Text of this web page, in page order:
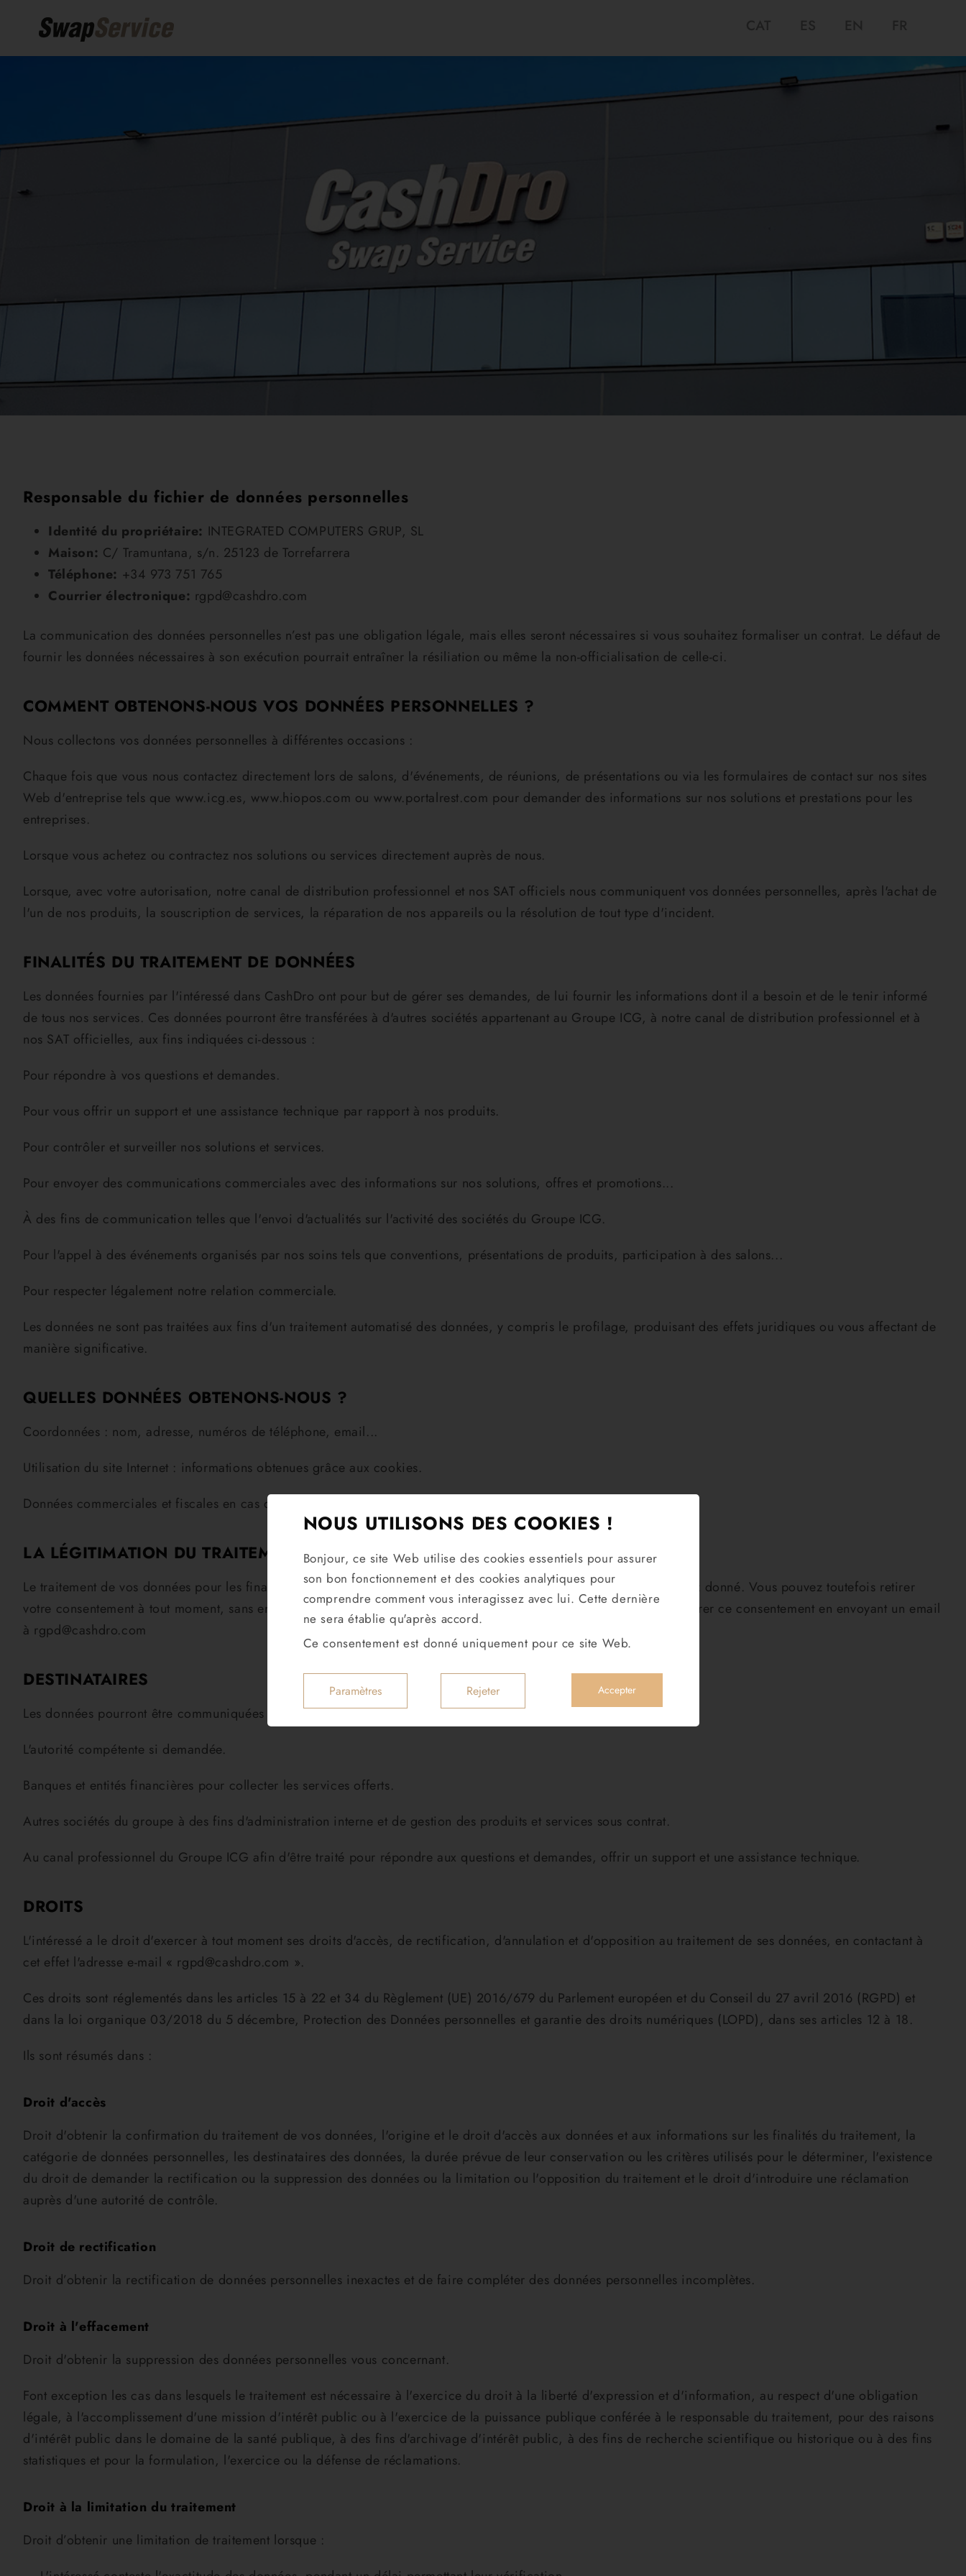
Responsable du fichier de données personnelles
Identité du propriétaire: INTEGRATED COMPUTERS GRUP, SL
Maison: C/ Tramuntana, s/n. 25123 de Torrefarrera
Téléphone: +34 973 751 765
Courrier électronique: rgpd@cashdro.com
La communication des données personnelles n’est pas une obligation légale, mais elles seront nécessaires si vous souhaitez formaliser un contrat. Le défaut de
fournir les données nécessaires à son exécution pourrait entraîner la résiliation ou même la non-officialisation de celle-ci.
COMMENT OBTENONS-NOUS VOS DONNÉES PERSONNELLES ?
Nous collectons vos données personnelles à différentes occasions :
Chaque fois que vous nous contactez directement lors de salons, d'événements, de réunions, de présentations ou via les formulaires de contact sur nos sites
Web d'entreprise tels que www.icg.es, www.hiopos.com ou www.portalrest.com pour demander des informations sur nos solutions et prestations pour les
entreprises.
Lorsque vous achetez ou contractez nos solutions ou services directement auprès de nous.
Lorsque, avec votre autorisation, notre canal de distribution professionnel et nos SAT officiels nous communiquent vos données personnelles, après l'achat de
l'un de nos produits, la souscription de services, la réparation de nos appareils ou la résolution de tout type d'incident.
FINALITÉS DU TRAITEMENT DE DONNÉES
Les données fournies par l'intéressé dans CashDro ont pour but de gérer ses demandes, de lui fournir les informations dont il a besoin et de le tenir informé
de tous nos services. Ces données pourront être transférées à d'autres sociétés appartenant au Groupe ICG, à notre canal de distribution professionnel et à
nos SAT officielles, aux fins indiquées ci-dessous :
Pour répondre à vos questions et demandes.
Pour vous offrir un support et une assistance technique par rapport à nos produits.
Pour contrôler et surveiller nos solutions et services.
Pour envoyer des communications commerciales avec des informations sur nos solutions, offres et promotions...
À des fins de communication telles que l'envoi d'actualités sur l'activité des sociétés du Groupe ICG.
Pour l'appel à des événements organisés par nos soins tels que conventions, présentations de produits, participation à des salons...
Pour respecter légalement notre relation commerciale.
Les données ne sont pas traitées aux fins d'un traitement automatisé des données, y compris le profilage, produisant des effets juridiques ou vous affectant de
manière significative.
QUELLES DONNÉES OBTENONS-NOUS ?
Coordonnées : nom, adresse, numéros de téléphone, email...
Utilisation du site Internet : informations obtenues grâce aux cookies.
Données commerciales et fiscales en cas de relation commerciale établie.
LA LÉGITIMATION DU TRAITEMENT DES DONNÉES
Le traitement de vos données pour les finalités mentionnées ci-dessus repose sur le consentement que vous nous avez donné. Vous pouvez toutefois retirer
votre consentement à tout moment, sans en aucun cas affecter la relation commerciale qui nous lie. Vous pouvez retirer ce consentement en envoyant un email
à rgpd@cashdro.com
DESTINATAIRES
Les données pourront être communiquées à :
L'autorité compétente si demandée.
Banques et entités financières pour collecter les services offerts.
Autres sociétés du groupe à des fins d'administration interne et de gestion des produits et services sous contrat.
Au canal professionnel du Groupe ICG afin d'être traité pour répondre aux questions et demandes, offrir un support et une assistance technique.
DROITS
L'intéressé a le droit d'exercer à tout moment ses droits d'accès, de rectification, d'annulation et d'opposition au traitement de ses données, en contactant à
cet effet l'adresse e-mail « rgpd@cashdro.com ».
Ces droits sont réglementés dans les articles 15 à 22 et 34 du Règlement (UE) 2016/679 du Parlement européen et du Conseil du 27 avril 2016 (RGPD) et
dans la loi organique 03/2018 du 5 décembre, Protection des Données personnelles et garantie des droits numériques (LOPD), dans ses articles 12 à 18.
Ils sont résumés dans :
Droit d'accès
Droit d'obtenir la confirmation du traitement de vos données, l'origine et le droit d'accès aux données et aux informations sur les finalités du traitement, la
catégorie de données personnelles, les destinataires des données, la durée prévue de leur conservation ou les critères utilisés pour le déterminer, l'existence
du droit de demander la rectification ou la suppression des données ou la limitation ou l'opposition du traitement et le droit d'introduire une réclamation
auprès d'une autorité de contrôle.
Droit de rectification
Droit d’obtenir la rectification de données personnelles inexactes et de faire compléter des données personnelles incomplètes.
Droit à l'effacement
Droit d'obtenir la suppression des données personnelles vous concernant.
Font exception les cas dans lesquels le traitement est nécessaire à l'exercice du droit à la liberté d'expression et d'information, au respect d'une obligation
légale, à l'accomplissement d'une mission d'intérêt public ou à l'exercice de la puissance publique conférée à le responsable du traitement, pour des raisons
d'intérêt public dans le domaine de la santé publique, à des fins d'archivage d'intérêt public, à des fins de recherche scientifique ou historique ou à des fins
statistiques et pour la formulation, l'exercice ou la défense de réclamations.
Droit à la limitation du traitement
Droit d’obtenir une limitation de traitement lorsque :
NOUS UTILISONS DES COOKIES !
Bonjour, ce site Web utilise des cookies essentiels pour assurer
son bon fonctionnement et des cookies analytiques pour
comprendre comment vous interagissez avec lui. Cette dernière
ne sera établie qu'après accord.
Ce consentement est donné uniquement pour ce site Web.
Paramètres Rejeter Accepter